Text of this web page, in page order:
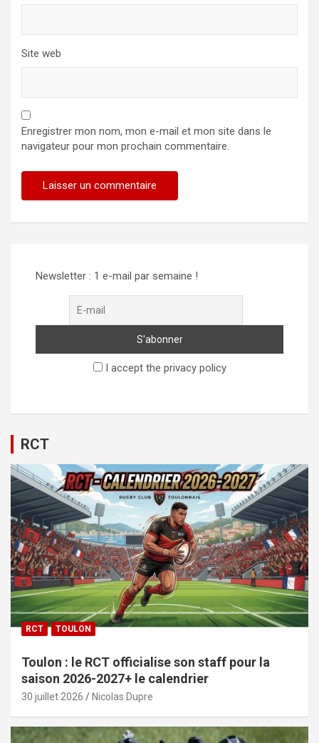
Site web
Enregistrer mon nom, mon e-mail et mon site dans le
navigateur pour mon prochain commentaire.
Newsletter : 1 e-mail par semaine !
I accept the privacy policy
RCT
RCT TOULON
Toulon : le RCT officialise son staff pour la
saison 2026-2027+ le calendrier
30 juillet 2026 Nicolas Dupre